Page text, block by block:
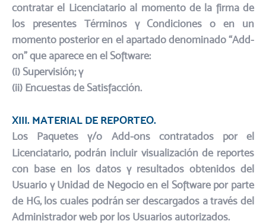
contratar el Licenciatario al momento de la firma de
los presentes Términos y Condiciones o en un
momento posterior en el apartado denominado “Add-
on” que aparece en el Software:​
(i) Supervisión; y
(ii) Encuestas de Satisfacción.
XIII. MATERIAL DE REPORTEO.
Los Paquetes y/o Add-ons contratados por el
Licenciatario, podrán incluir visualización de reportes
con base en los datos y resultados obtenidos del
Usuario y Unidad de Negocio en el Software por parte
de HG, los cuales podrán ser descargados a través del
Administrador web por los Usuarios autorizados.​